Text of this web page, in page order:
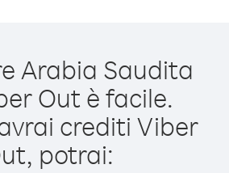
Arabia Saudita
Out è facile.
crediti Viber
potrai: